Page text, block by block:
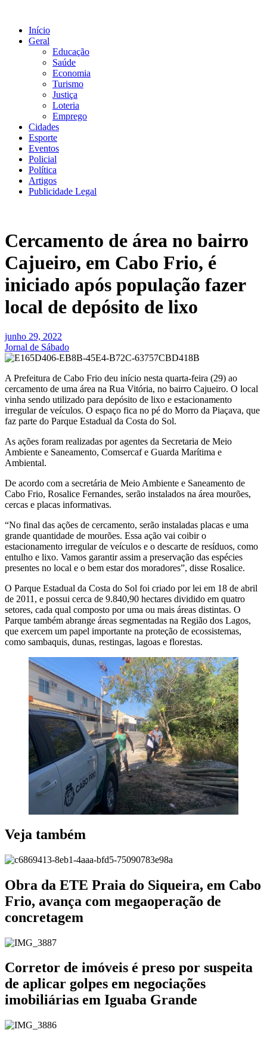
conteúdo
Início
Geral
Educação
Saúde
Economia
Turismo
Justiça
Loteria
Emprego
Cidades
Esporte
Eventos
Policial
Política
Artigos
Publicidade Legal
Cercamento de área no bairro
Cajueiro, em Cabo Frio, é
iniciado após população fazer
local de depósito de lixo
junho 29, 2022
Jornal de Sábado
A Prefeitura de Cabo Frio deu início nesta quarta-feira (29) ao
cercamento de uma área na Rua Vitória, no bairro Cajueiro. O local
vinha sendo utilizado para depósito de lixo e estacionamento
irregular de veículos. O espaço fica no pé do Morro da Piaçava, que
faz parte do Parque Estadual da Costa do Sol.
As ações foram realizadas por agentes da Secretaria de Meio
Ambiente e Saneamento, Comsercaf e Guarda Marítima e
Ambiental.
De acordo com a secretária de Meio Ambiente e Saneamento de
Cabo Frio, Rosalice Fernandes, serão instalados na área mourões,
cercas e placas informativas.
“No final das ações de cercamento, serão instaladas placas e uma
grande quantidade de mourões. Essa ação vai coibir o
estacionamento irregular de veículos e o descarte de resíduos, como
entulho e lixo. Vamos garantir assim a preservação das espécies
presentes no local e o bem estar dos moradores”, disse Rosalice.
O Parque Estadual da Costa do Sol foi criado por lei em 18 de abril
de 2011, e possui cerca de 9.840,90 hectares dividido em quatro
setores, cada qual composto por uma ou mais áreas distintas. O
Parque também abrange áreas segmentadas na Região dos Lagos,
que exercem um papel importante na proteção de ecossistemas,
como sambaquis, dunas, restingas, lagoas e florestas.
Veja também
Obra da ETE Praia do Siqueira, em Cabo
Frio, avança com megaoperação de
concretagem
Corretor de imóveis é preso por suspeita
de aplicar golpes em negociações
imobiliárias em Iguaba Grande